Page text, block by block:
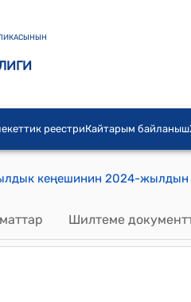
реестриКайтарым байланыш
Шилтеме